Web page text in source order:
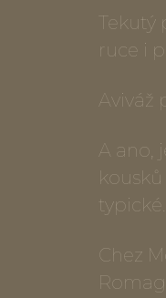
ruce i
Aviváž
A ano,
Chez